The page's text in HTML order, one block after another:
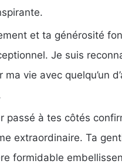
et ta générosité
Je suis
vie avec quelqu’un
passé à tes côtés
extraordinaire. Ta
formidable